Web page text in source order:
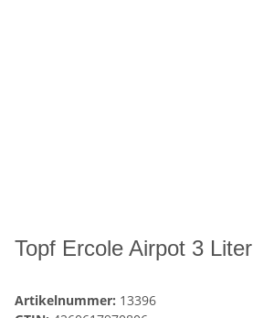
Topf Ercole Airpot 3 Liter
Artikelnummer: 13396